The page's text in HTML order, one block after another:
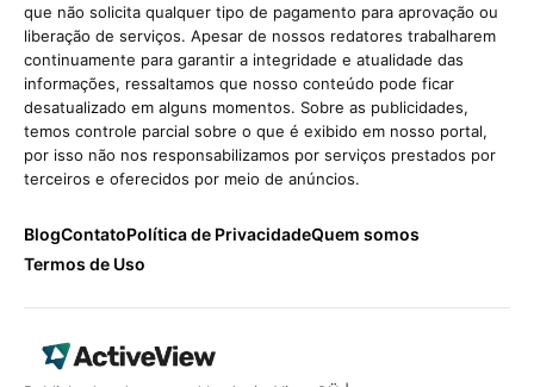
que não solicita qualquer tipo de pagamento para aprovação ou
liberação de serviços. Apesar de nossos redatores trabalharem
continuamente para garantir a integridade e atualidade das
informações, ressaltamos que nosso conteúdo pode ficar
desatualizado em alguns momentos. Sobre as publicidades,
temos controle parcial sobre o que é exibido em nosso portal,
por isso não nos responsabilizamos por serviços prestados por
terceiros e oferecidos por meio de anúncios.
BlogContatoPolítica de PrivacidadeQuem somos
Termos de Uso